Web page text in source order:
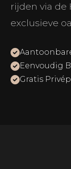
rijden via de
exclusieve
Eenvoudig
Gratis